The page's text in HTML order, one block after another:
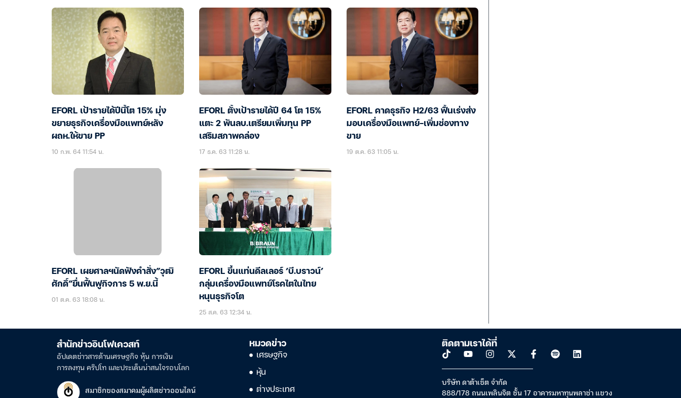
EFORL เป้ารายได้ปีนี้โต 15% มุ่ง
ขยายธุรกิจเครื่องมือแพทย์หลัง
ผถห.ให้ขาย PP
10 ก.พ. 64 11:54 น.
EFORL ตั้งเป้ารายได้ปี 64 โต 15%
แตะ 2 พันลบ.เตรียมเพิ่มทุน PP
เสริมสภาพคล่อง
17 ธ.ค. 63 11:28 น.
EFORL คาดธุรกิจ H2/63 ฟื้นเร่งส่ง
มอบเครื่องมือแพทย์-เพิ่มช่องทาง
ขาย
19 ต.ค. 63 11:05 น.
EFORL เผยศาลฯนัดฟังคำสั่ง”วุฒิ
ศักดิ์”ยื่นฟื้นฟูกิจการ 5 พ.ย.นี้
01 ต.ค. 63 18:08 น.
EFORL ขึ้นแท่นดีลเลอร์ ‘บี.บราวน์’
กลุ่มเครื่องมือแพทย์โรคไตในไทย
หนุนธุรกิจโต
25 ส.ค. 63 12:34 น.
สำนักข่าวอินโฟเควสท์
อัปเดตข่าวสารด้านเศรษฐกิจ หุ้น การเงิน
การลงทุน คริปโท และประเด็นน่าสนใจรอบโลก
สมาชิกของสมาคมผู้ผลิตข่าวออนไลน์
หมวดข่าว
เศรษฐกิจ
หุ้น
ต่างประเทศ
ติดตามเราได้ที่
บริษัท ดาต้าเซ็ต จำกัด
888/178 ถนนเพลินจิต ชั้น 17 อาคารมหาทุนพลาซ่า แขวง